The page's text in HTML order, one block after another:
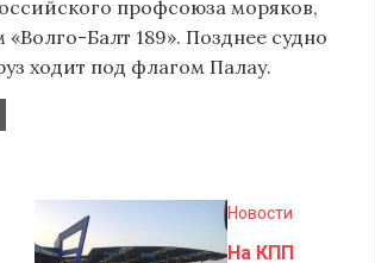
профсоюза моряков,
Балт 189». Позднее судно
ходит под флагом Палау.
Новости
На КПП